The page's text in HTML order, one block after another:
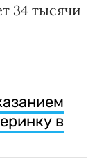
34 тысячи
в